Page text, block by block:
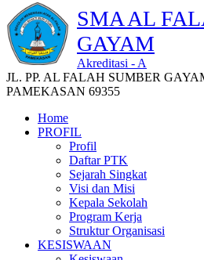
SMA AL
GAYAM
Akreditasi - A
JL. PP. AL FALAH SUMBER
PAMEKASAN 69355
Home
PROFIL
Profil
Daftar PTK
Sejarah Singkat
Visi dan Misi
Kepala Sekolah
Program Kerja
Struktur Organisasi
KESISWAAN